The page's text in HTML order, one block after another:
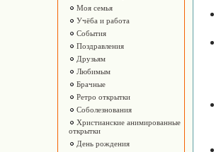
Моя семья
Учёба и работа
События
Поздравления
Друзьям
Любимым
Брачные
Ретро открытки
Соболезнования
Христианские анимированные
открытки
День рождения